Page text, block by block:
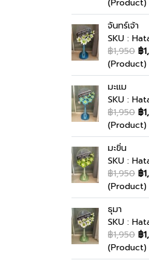
(Product)
จันทร์เจ้า
SKU :
฿1,950 ฿
(Product)
มะแม
SKU :
฿1,950 ฿
(Product)
มะขิ่น
SKU :
฿1,950 ฿
(Product)
ธุมา
SKU :
฿1,950 ฿
(Product)